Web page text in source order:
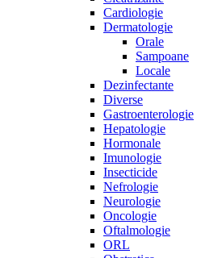
Cardiologie
Dermatologie
Orale
Sampoane
Locale
Dezinfectante
Diverse
Gastroenterologie
Hepatologie
Hormonale
Imunologie
Insecticide
Nefrologie
Neurologie
Oncologie
Oftalmologie
ORL